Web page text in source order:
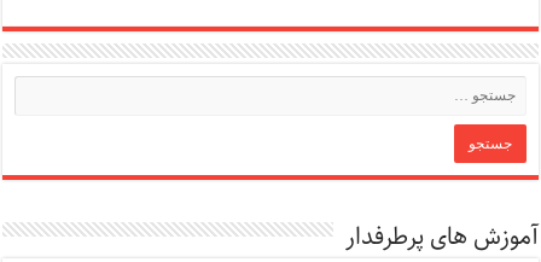
آموزش های پرطرفدار